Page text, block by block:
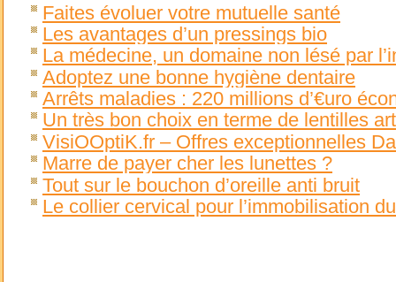
Faites évoluer votre mutuelle santé
Les avantages d’un pressings bio
La médecine, un domaine non lésé par
Adoptez une bonne hygiène dentaire
Arrêts maladies : 220 millions d’€uro
Un très bon choix en terme de lentilles
VisiOOptiK.fr – Offres exceptionnelles
Marre de payer cher les lunettes ?
Tout sur le bouchon d’oreille anti bruit
Le collier cervical pour l’immobilisation